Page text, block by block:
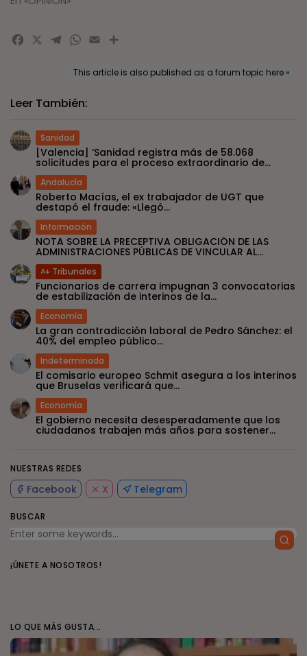
NUESTRAS REDES
Facebook X Telegram
BUSCAR
¡ÚNETE A NOSOTROS!
LO QUE MÁS GUSTA...
Facebook
X Telegram
WhatsApp
EmailCompartir
This article is also published as a forum topic here »
Leer También:
Sanidad
[Valencia] ‘Sanidad registra más de 58.068
solicitudes para el proceso extraordinario de...
Andalucía
Roberto Macías, el ex trabajador de UGT que
destapó el fraude: «Llegó...
Información
NOTA SOBRE LA PRECEPTIVA OBLIGACIÓN DE LAS
ADMINISTRACIONES PÚBLICAS DE VINCULAR AL...
Tribunales
Funcionarios de carrera impugnan 3 convocatorias
de estabilización de interinos de la...
Economía
La gran contradicción laboral de Pedro Sánchez: el
40% del empleo público...
Indeterminada
El comisario europeo Schmit asegura a los interinos
que Bruselas verificará que...
Economía
El gobierno necesita desesperadamente que los
ciudadanos trabajen más años para sostener...